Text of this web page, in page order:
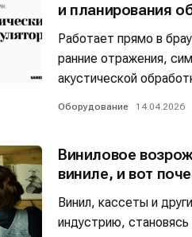
Войти
обработки
Войти
обработки
Войти
обработки
Войти
обработки
и планирования
Работает прямо в
ранние отражения,
акустической
Оборудование 14.04.2026
Виниловое
виниле, и вот
Винил, кассеты и
индустрию,